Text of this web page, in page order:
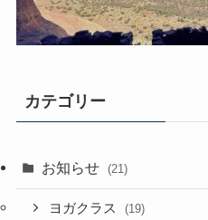
カテゴリー
お知らせ (21)
ヨガクラス (19)